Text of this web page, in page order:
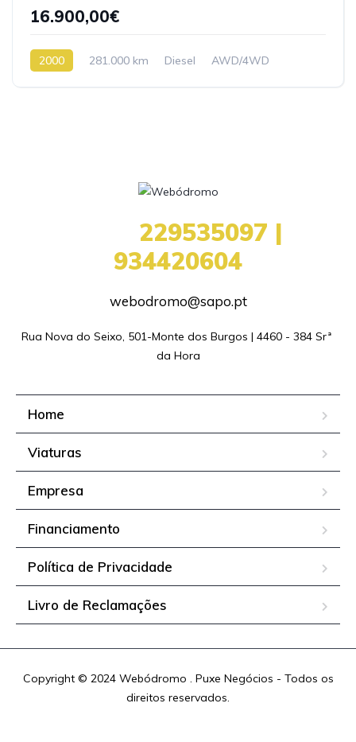
16.900,00€
2000 281.000 km Diesel AWD/4WD
229535097 |
934420604
webodromo@sapo.pt
Rua Nova do Seixo, 501-Monte dos Burgos | 4460 - 384 Srª
da Hora
Home
Viaturas
Empresa
Financiamento
Política de Privacidade
Livro de Reclamações
Copyright © 2024 Webódromo . Puxe Negócios - Todos os
direitos reservados.